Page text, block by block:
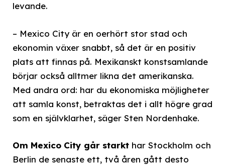
levande.
– Mexico City är en oerhört stor stad och
ekonomin växer snabbt, så det är en positiv
plats att finnas på. Mexikanskt konstsamlande
börjar också alltmer likna det amerikanska.
Med andra ord: har du ekonomiska möjligheter
att samla konst, betraktas det i allt högre grad
som en självklarhet, säger Sten Nordenhake.
Om Mexico City går starkt har Stockholm och
Berlin de senaste ett, två åren gått desto